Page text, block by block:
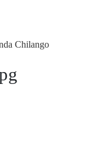
Chilango